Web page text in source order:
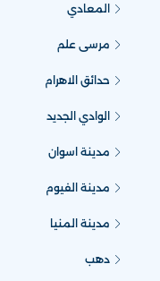
المعادي
مرسى علم
حدائق الاهرام
الوادي الجديد
مدينة اسوان
مدينة الفيوم
مدينة المنيا
دهب